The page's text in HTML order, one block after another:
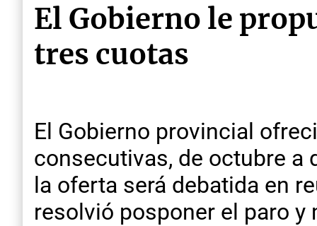
El Gobierno le
tres cuotas
El Gobierno provincial
consecutivas, de octubre a
la oferta será debatida en
resolvió posponer el paro